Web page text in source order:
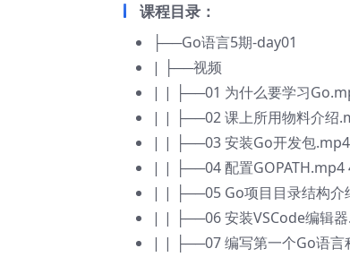
课程目录：
├──Go语言5期-day01
| ├──视频
| | ├──01 为什么要学习
| | ├──02 课上所用物料介绍
| | ├──03 安装Go开发包
| | ├──04 配置GOPATH.mp4
| | ├──05 Go项目目录结构介
| | ├──06 安装VSCode编辑
| | ├──07 编写第一个Go语言